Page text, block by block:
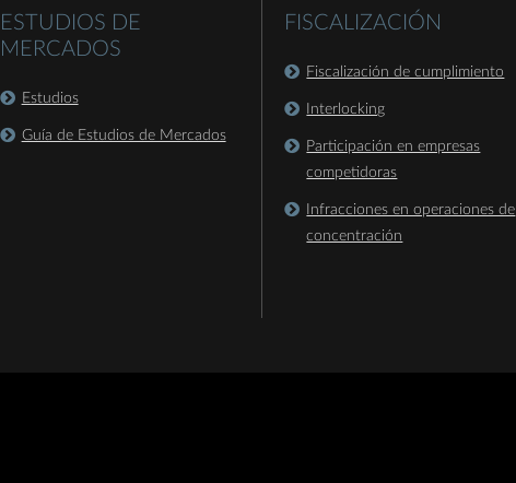
ESTUDIOS DE
MERCADOS
Estudios
Guía de Estudios de Mercados
FISCALIZACIÓN
Fiscalización de cumplimiento
Interlocking
Participación en empresas
competidoras
Infracciones en operaciones de
concentración